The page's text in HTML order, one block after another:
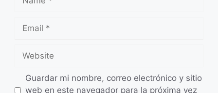
Email
Website
Guardar mi nombre, correo electrónico y sitio
web en este navegador para la próxima vez